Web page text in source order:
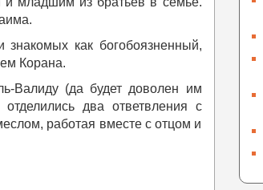
как богобоязненный,
Корана.
Валиду (да будет доволен им
два ответвления с
работая вместе с отцом и